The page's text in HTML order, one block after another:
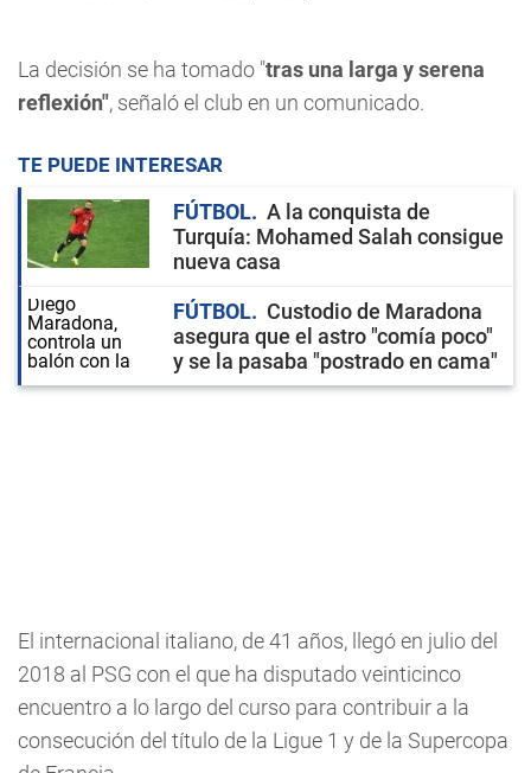
La decisión se ha tomado "tras una larga y serena
reflexión", señaló el club en un comunicado.
TE PUEDE INTERESAR
FÚTBOL
A la conquista de
Turquía: Mohamed Salah consigue
nueva casa
FÚTBOL
Custodio de Maradona
asegura que el astro "comía poco"
y se la pasaba "postrado en cama"
El internacional italiano, de 41 años, llegó en julio del
2018 al PSG con el que ha disputado veinticinco
encuentro a lo largo del curso para contribuir a la
consecución del título de la Ligue 1 y de la Supercopa